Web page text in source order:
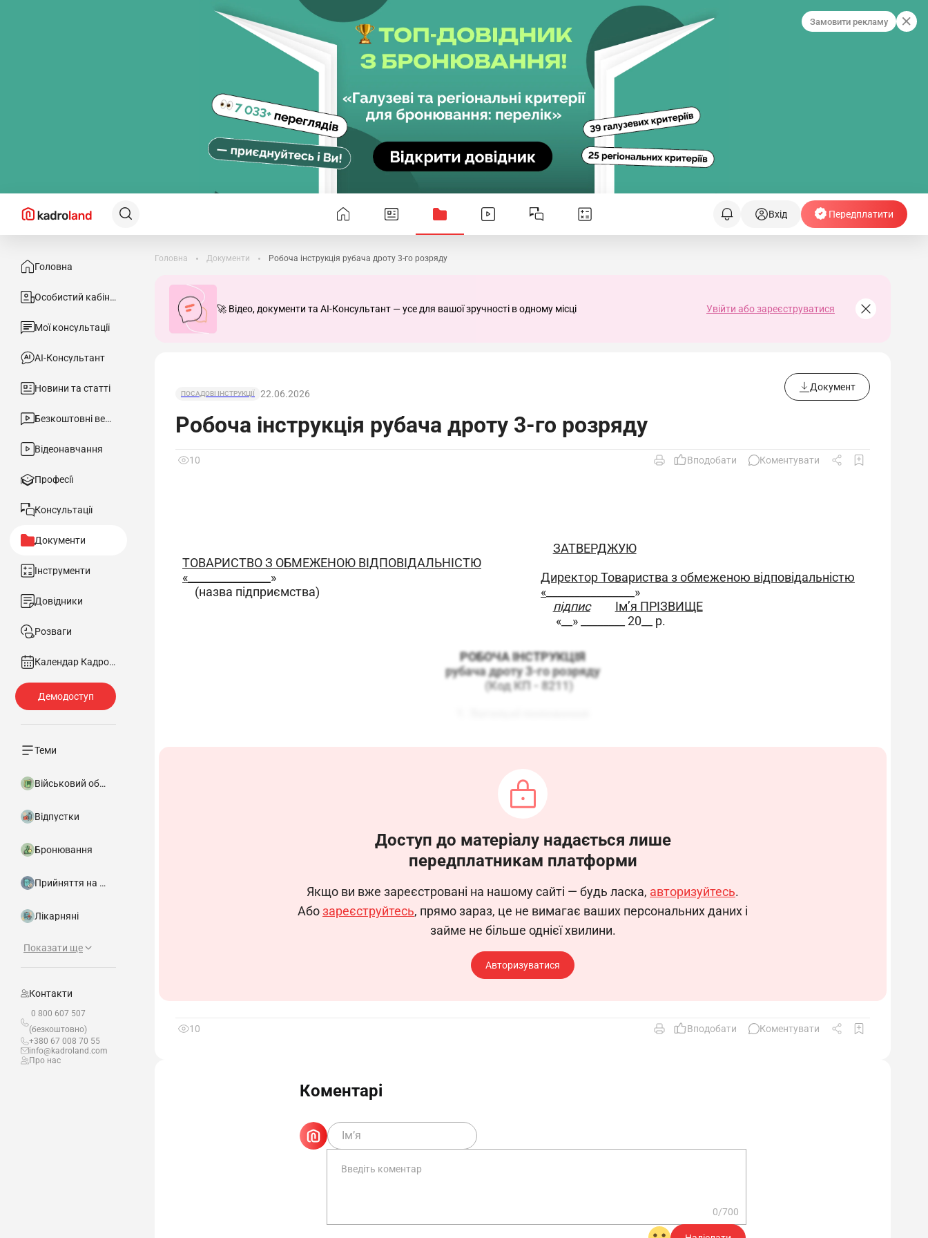
Замовити рекламу
Вхід Передплатити
Головна
Особистий кабінет
Мої консультації
АІ-Консультант
Новини та статті
Безкоштовні вебінари
Відеонавчання
Професії
Консультації
Документи
Інструменти
Довідники
Розваги
Календар Кадровика
Теми
Військовий облік
Відпустки
Бронювання
Прийняття на роботу
Лікарняні
Показати ще
Контакти
0 800 607 507
(безкоштовно)
+380 67 008 70 55
info@kadroland.com
Про нас
Головна Документи Робоча інструкція рубача дроту 3-го розряду
🚀 Відео, документи та AI-Консультант — усе для вашої зручності в одному місці Увійти або зареєструватися
ПОСАДОВІ ІНСТРУКЦІЇ 22.06.2026
Документ
Робоча інструкція рубача дроту 3-го розряду
10 Вподобати Коментувати
ТОВАРИСТВО З ОБМЕЖЕНОЮ ВІДПОВІДАЛЬНІСТЮ
«_______________ »
(назва підприємства)
ЗАТВЕРДЖУЮ
Директор Товариства з обмеженою відповідальністю
« ________________»
підпис
Ім’я ПРІЗВИЩЕ
«__» ________ 20__ р.
РОБОЧА ІНСТРУКЦІЯ
рубача дроту 3-го розряду
(Код КП - 8211)
1.4. У своїй діяльності рубач дроту 3-го розряду керується локальними актами підприємства (статутом,
правилами внутрішнього трудового розпорядку, колективним договором та ін.), цією робочою інструкцією,
1.5. У разі відсутності рубача дроту 3-го розряду його обов’язки виконує робітник підприємства, який
призначається в установленому законодавством порядку з набуттям відповідних прав і відповідальності за
2. Завдання та обов’язки
2.1. Рубає дріт зі сталі та кольорових металів на правильно-відрізних автоматах різної конструкції продуктивністю
понад 150 стрижнів за хвилину без регулювання довжини стрижня і до 350 стрижнів за хвилину з регулюванням
довжини стрижня на правильно-відрізних автоматах.
3.1. Вживати дії для запобігання та усунення випадків будь-яких порушень або невідповідностей.
3.2. Отримувати всі передбачені законодавством соціальні гарантії.
3.3. Вимагати сприяння у виконанні своїх обов’язків і здійсненні прав.
3.4. Вимагати створення організаційно-технічних умов, необхідних для виконання обов’язків та надання
необхідного обладнання та інвентарю.
Доступ до матеріалу надається лише
передплатникам платформи
Якщо ви вже зареєстровані на нашому сайті — будь ласка, авторизуйтесь.
Абозареєструйтесь, прямо зараз, це не вимагає ваших персональних даних і
займе не більше однієї хвилини.
Авторизуватися
10 Вподобати Коментувати
Коментарі
0/700